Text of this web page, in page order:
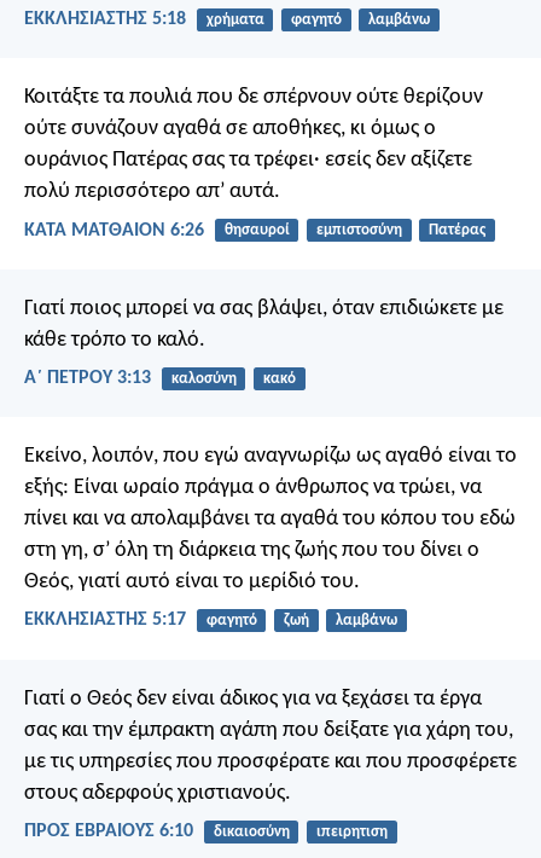
ΕΚΚΛΗΣΙΑΣΤΗΣ 5:18 χρήματα φαγητό λαμβάνω
Κοιτάξτε τα πουλιά που δε σπέρνουν ούτε θερίζουν
ούτε συνάζουν αγαθά σε αποθήκες, κι όμως ο
ουράνιος Πατέρας σας τα τρέφει· εσείς δεν αξίζετε
πολύ περισσότερο απ’ αυτά.
ΚΑΤΑ ΜΑΤΘΑΙΟΝ 6:26 θησαυροί εμπιστοσύνη Πατέρας
Γιατί ποιος μπορεί να σας βλάψει, όταν επιδιώκετε με
κάθε τρόπο το καλό.
Α΄ ΠΕΤΡΟΥ 3:13 καλοσύνη κακό
Εκείνο, λοιπόν, που εγώ αναγνωρίζω ως αγαθό είναι το
εξής: Είναι ωραίο πράγμα ο άνθρωπος να τρώει, να
πίνει και να απολαμβάνει τα αγαθά του κόπου του εδώ
στη γη, σ’ όλη τη διάρκεια της ζωής που του δίνει ο
Θεός, γιατί αυτό είναι το μερίδιό του.
ΕΚΚΛΗΣΙΑΣΤΗΣ 5:17 φαγητό ζωή λαμβάνω
Γιατί ο Θεός δεν είναι άδικος για να ξεχάσει τα έργα
σας και την έμπρακτη αγάπη που δείξατε για χάρη του,
με τις υπηρεσίες που προσφέρατε και που προσφέρετε
στους αδερφούς χριστιανούς.
ΠΡΟΣ ΕΒΡΑΙΟΥΣ 6:10 δικαιοσύνη ιπειρητιση